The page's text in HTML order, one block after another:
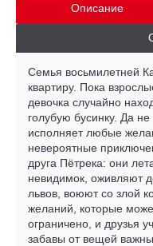
Описание
Семья восьмилетней
квартиру. Пока
девочка случайно
голубую бусинку. Да
исполняет любые
невероятные
друга Пётрека: они
невидимок, оживляют
львов, воюют со злой
желаний, которые
ограничено, и друзья
забавы от вещей